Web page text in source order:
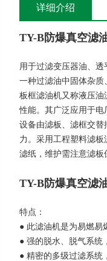
详细介绍
TY-B防爆真空滤
用于过滤变压器油、
一种过滤油中固体杂
板框滤油机又称液压
性能。其广泛应用于
设备由滤板、滤框交
力。采用工程塑料滤
滤纸，维护需注意滤
TY-B防爆真空滤
特点：
● 此滤油机是为易燃易
● 强的脱水、脱气系统
● 精密的多级过滤系统